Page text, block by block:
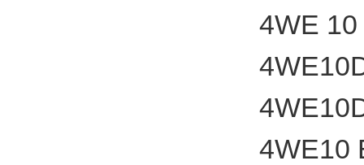
4WE
4WE10